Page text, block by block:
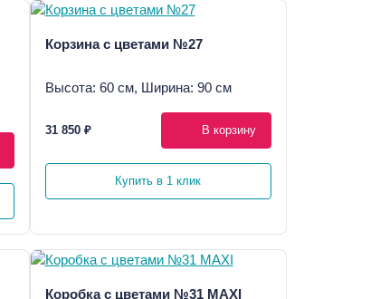
Корзина с цветами №27
Высота: 60 см, Ширина: 90 см
31 850 ₽ В корзину
Купить в 1 клик
Коробка с цветами №31 MAXI